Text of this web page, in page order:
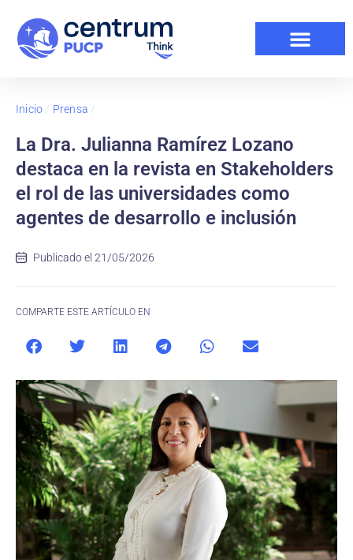
Inicio / Prensa /
La Dra. Julianna Ramírez Lozano
destaca en la revista en Stakeholders
el rol de las universidades como
agentes de desarrollo e inclusión
Publicado el 21/05/2026
COMPARTE ESTE ARTÍCULO EN